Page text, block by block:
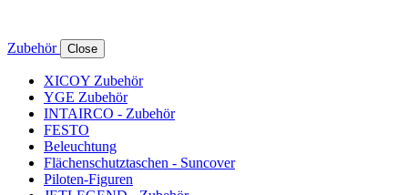
Zubehör Close
XICOY Zubehör
YGE Zubehör
INTAIRCO - Zubehör
FESTO
Beleuchtung
Flächenschutztaschen - Suncover
Piloten-Figuren